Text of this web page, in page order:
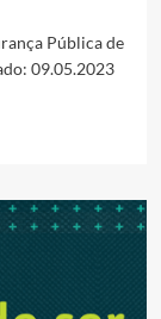
Pública de
09.05.2023